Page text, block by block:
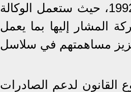
الصادرات المنشأة بالقانون رقم 21 لسنة 1992، حيث ستعمل الوكالة
المشار إليها بما يعمل
مساهمتهم في سلاسل
القانون لدعم الصادرات